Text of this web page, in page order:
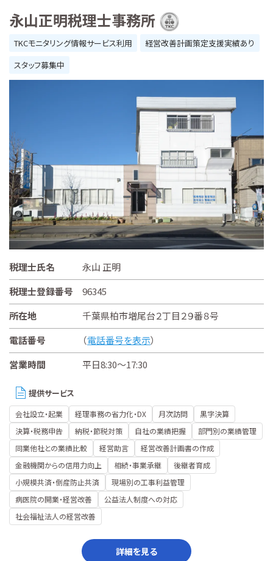
永山正明税理士事務所
TKCモニタリング情報サービス利用
経営改善計画策定支援実績あり
スタッフ募集中
税理士氏名
永山 正明
税理士登録番号
96345
所在地
千葉県柏市増尾台２丁目２９番８号
電話番号
（電話番号を表示）
営業時間
平日8:30～17:30
提供サービス
会社設立・起業 経理事務の省力化・DX 月次訪問
黒字決算
決算・税務申告
納税・節税対策 自社の業績把握
部門別の業績管理
同業他社との業績比較
経営助言
経営改善計画書の作成
金融機関からの信用力向上
相続・事業承継
後継者育成
小規模共済・倒産防止共済
現場別の工事利益管理
病医院の開業・経営改善
公益法人制度への対応
社会福祉法人の経営改善
詳細を見る